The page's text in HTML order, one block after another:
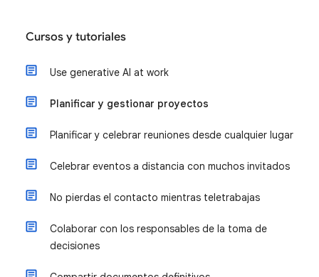
Cursos y tutoriales
Use generative AI at work
Planificar y gestionar proyectos
Planificar y celebrar reuniones desde cualquier lugar
Celebrar eventos a distancia con muchos invitados
No pierdas el contacto mientras teletrabajas
Colaborar con los responsables de la toma de
decisiones